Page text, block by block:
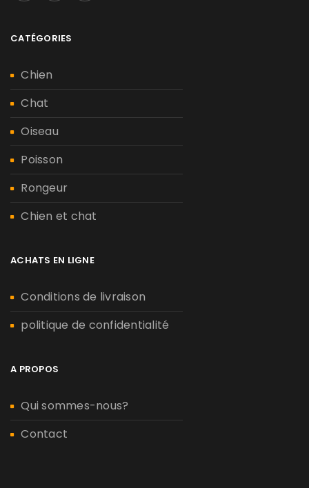
CATÉGORIES
Chien
Chat
Oiseau
Poisson
Rongeur
Chien et chat
ACHATS EN LIGNE
Conditions de livraison
politique de confidentialité
A PROPOS
Qui sommes-nous?
Contact